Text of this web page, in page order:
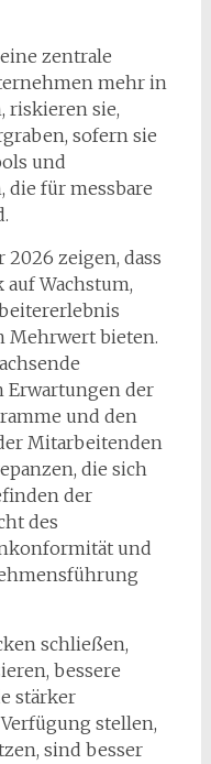
zentrale
mehr in
riskieren sie,
sofern sie
und
für messbare
2026 zeigen, dass
Wachstum,
Mehrwert bieten.
Erwartungen der
und den
Mitarbeitenden
die sich
der
des
und
schließen,
bessere
stärker
stellen,
sind besser